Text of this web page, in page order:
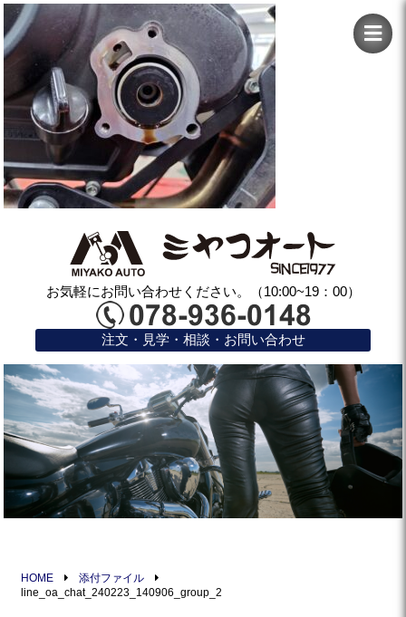
お気軽にお問い合わせください。（10:00~19：00）
注文・見学・相談・お問い合わせ
HOME
添付ファイル
line_oa_chat_240223_140906_group_2